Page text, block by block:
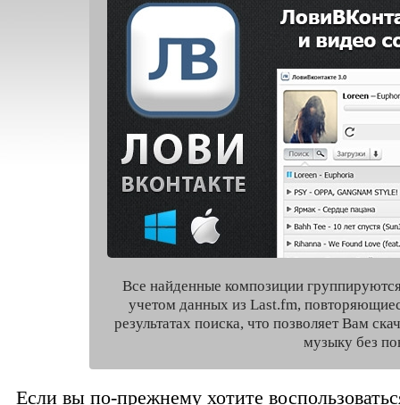
Все найденные композиции
учетом данных из Last.fm,
результатах поиска, что позволяет Вам
музыку без
Если вы по-прежнему хотите